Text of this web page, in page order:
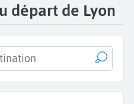
départ de Lyon